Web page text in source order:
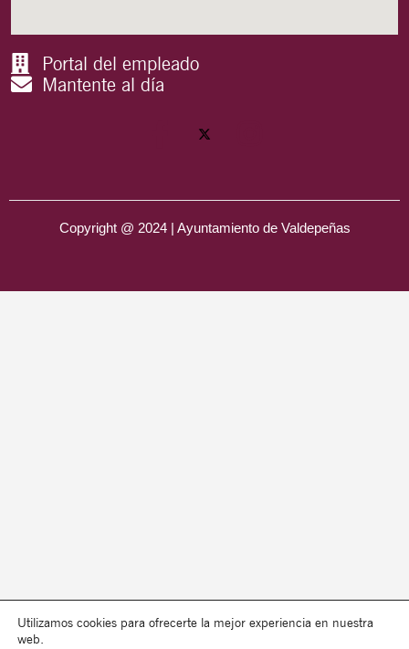
Portal del empleado
Mantente al día
Copyright @ 2024 | Ayuntamiento de Valdepeñas
Utilizamos cookies para ofrecerte la mejor experiencia en nuestra
web.